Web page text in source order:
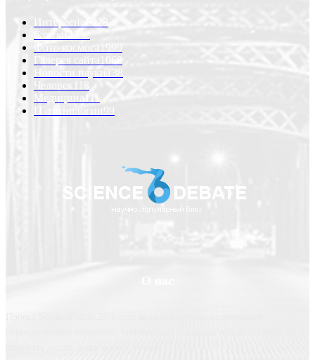
Интересно
Статьи
Фото космоса
1999
Галерея сайта 1068
Новости науки
Человек
Медицина
IT-технологии99